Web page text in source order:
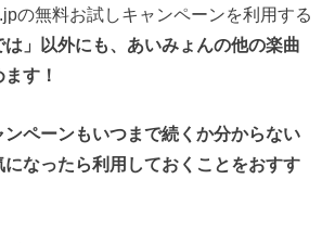
の無料お試しキャンペーンを利用する
は」以外にも、あいみょんの他の楽曲
す！
ペーンもいつまで続くか分からない
なったら利用しておくことをおすす